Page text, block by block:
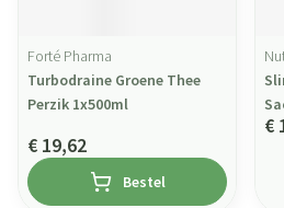
Forté Pharma
Turbodraine Groene Thee
Perzik 1x500ml
€ 19,62
Bestel
€